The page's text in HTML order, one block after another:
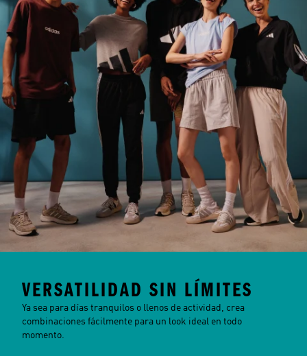
VERSATILIDAD SIN LÍMITES
Ya sea para días tranquilos o llenos de actividad, crea
combinaciones fácilmente para un look ideal en todo
momento.